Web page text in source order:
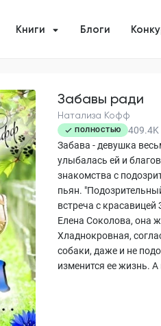
Книги Блоги
Забавы ради
Натализа Кофф
ПОЛНОСТЬЮ 409.4K
Забава - девушка
улыбалась ей и
знакомства с
пьян.
встреча с красавицей
Елена Соколова, она
Хладнокровная,
собаки, даже и не
изменится ее жизнь.